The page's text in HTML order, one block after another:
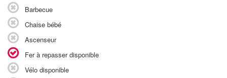
Barbecue
Chaise bébé
Ascenseur
Fer à repasser disponible
Vélo disponible